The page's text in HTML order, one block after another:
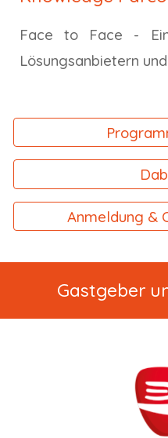
Face to Face -
Lösungsanbietern
Anmeldung &
Gastgeber